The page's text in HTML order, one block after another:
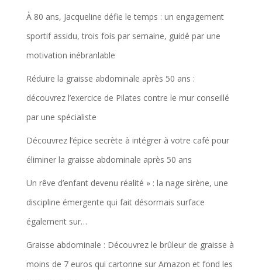
À 80 ans, Jacqueline défie le temps : un engagement
sportif assidu, trois fois par semaine, guidé par une
motivation inébranlable
Réduire la graisse abdominale après 50 ans :
découvrez l’exercice de Pilates contre le mur conseillé
par une spécialiste
Découvrez l’épice secrète à intégrer à votre café pour
éliminer la graisse abdominale après 50 ans
Un rêve d’enfant devenu réalité » : la nage sirène, une
discipline émergente qui fait désormais surface
également sur…
Graisse abdominale : Découvrez le brûleur de graisse à
moins de 7 euros qui cartonne sur Amazon et fond les